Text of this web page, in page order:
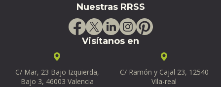
Nuestras RRSS
Visítanos en
C/ Mar, 23 Bajo Izquierda,
Bajo 3, 46003 Valencia
C/ Ramón y Cajal 23, 12540
Vila-real